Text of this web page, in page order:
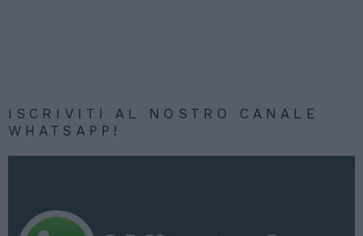
ISCRIVITI AL NOSTRO CANALE
WHATSAPP!